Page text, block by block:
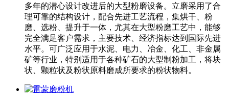
多年的潜心设计改进后的大型粉磨设备。立磨采用了合
理可靠的结构设计，配合先进工艺流程，集烘干、粉
磨、选粉、提升于一体，尤其在大型粉磨工艺中，能够
完全满足客户需求，主要技术、经济指标达到国际先进
水平。可广泛应用于水泥、电力、冶金、化工、非金属
矿等行业，特别适用于各种矿石的大型制粉加工，将块
状、颗粒状及粉状原料磨成所要求的粉状物料。